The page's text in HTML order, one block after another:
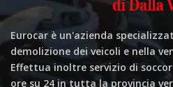
Eurocar è un'azienda
demolizione dei veicoli e nella
Effettua inoltre servizio di
ore su 24 in tutta la provincia